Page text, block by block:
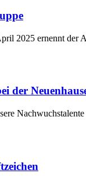
2025 ernennt der
der